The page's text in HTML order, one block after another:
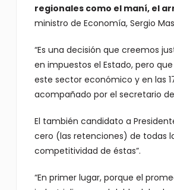
regionales como el maní, el
ministro de Economía, Sergio
“Es una decisión que creemos
en impuestos el Estado, pero
este sector económico y en las
acompañado por el secretario
El también candidato a
cero (las retenciones) de todas
competitividad de éstas”.
“En primer lugar, porque el